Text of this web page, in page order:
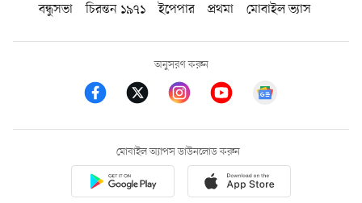
বন্ধুসভা
চিরন্তন ১৯৭১ ইপেপার প্রথমা মোবাইল ভ্যাস
অনুসরণ করুন
মোবাইল অ্যাপস ডাউনলোড করুন